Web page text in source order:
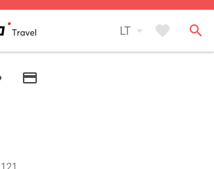
LT arrow_drop_down favorite search
credit_card